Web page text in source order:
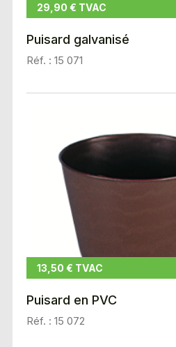
29,90 € TVAC
Puisard galvanisé
Réf. : 15 071
13,50 € TVAC
Puisard en PVC
Réf. : 15 072